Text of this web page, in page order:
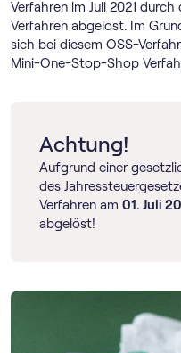
Verfahren im Juli 2021 durch
Verfahren abgelöst. Im
sich bei diesem OSS-
Mini-One-Stop-Shop
Achtung!
Aufgrund einer
des
Verfahren am 01. Juli
abgelöst!